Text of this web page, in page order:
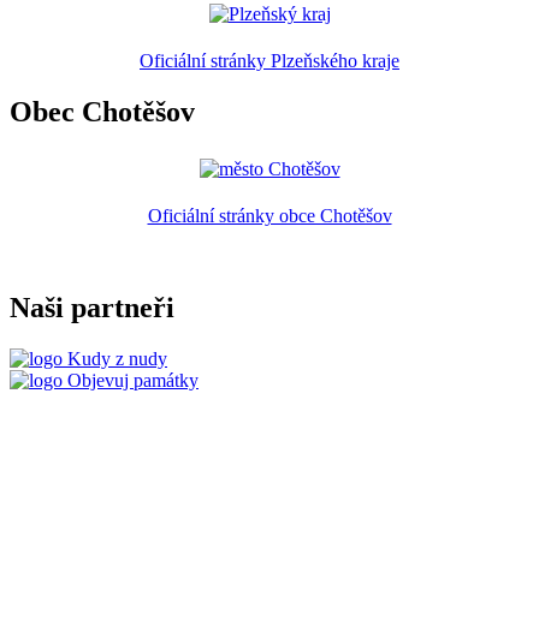
Oficiální stránky Plzeňského kraje
Obec Chotěšov
Oficiální stránky obce Chotěšov
Naši partneři
Kudy z nudy
Objevuj památky